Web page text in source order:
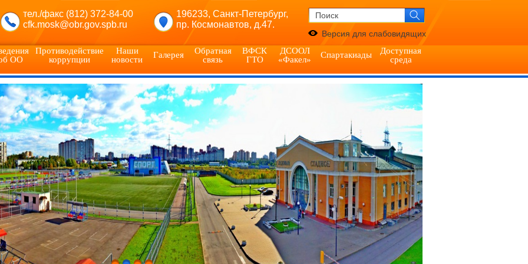
тел./факс (812) 372-84-00
cfk.mosk@obr.gov.spb.ru
196233, Санкт-Петербург,
пр. Космонавтов, д.47.
Версия для слабовидящих
ОО
Противодействие
коррупции
Наши
новости
Галерея
Обратная
связь
ВФСК
ГТО
ДСООЛ
«Факел»
Спартакиады
Доступная
среда